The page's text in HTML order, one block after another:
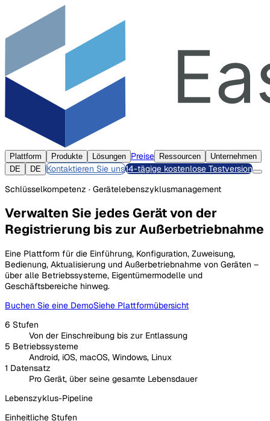
Plattform Produkte Lösungen Preise Ressourcen
Unternehmen
DE
DE Kontaktieren Sie uns14-tägige kostenlose Testversion
Schlüsselkompetenz · Gerätelebenszyklusmanagement
Verwalten Sie jedes Gerät von der
Registrierung bis zur Außerbetriebnahme
Eine Plattform für die Einführung, Konfiguration, Zuweisung,
Bedienung, Aktualisierung und Außerbetriebnahme von Geräten –
über alle Betriebssysteme, Eigentümermodelle und
Geschäftsbereiche hinweg.
Buchen Sie eine DemoSiehe Plattformübersicht
6 Stufen
Von der Einschreibung bis zur Entlassung
5 Betriebssysteme
Android, iOS, macOS, Windows, Linux
1 Datensatz
Pro Gerät, über seine gesamte Lebensdauer
Lebenszyklus-Pipeline
Einheitliche Stufen